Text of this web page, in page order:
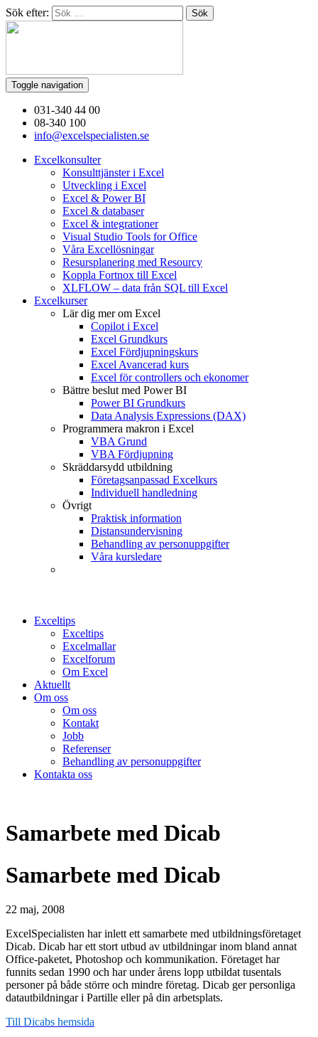
Sök efter:
Toggle navigation
031-340 44 00
08-340 100
info@excelspecialisten.se
Excelkonsulter
Konsulttjänster i Excel
Utveckling i Excel
Excel & Power BI
Excel & databaser
Excel & integrationer
Visual Studio Tools for Office
Våra Excellösningar
Resursplanering med Resourcy
Koppla Fortnox till Excel
XLFLOW – data från SQL till Excel
Excelkurser
Lär dig mer om Excel
Copilot i Excel
Excel Grundkurs
Excel Fördjupningskurs
Excel Avancerad kurs
Excel för controllers och ekonomer
Bättre beslut med Power BI
Power BI Grundkurs
Data Analysis Expressions (DAX)
Programmera makron i Excel
VBA Grund
VBA Fördjupning
Skräddarsydd utbildning
Företagsanpassad Excelkurs
Individuell handledning
Övrigt
Praktisk information
Distansundervisning
Behandling av personuppgifter
Våra kursledare
Exceltips
Exceltips
Excelmallar
Excelforum
Om Excel
Aktuellt
Om oss
Om oss
Kontakt
Jobb
Referenser
Behandling av personuppgifter
Kontakta oss
Samarbete med Dicab
Samarbete med Dicab
22 maj, 2008
ExcelSpecialisten har inlett ett samarbete med utbildningsföretaget
Dicab. Dicab har ett stort utbud av utbildningar inom bland annat
Office-paketet, Photoshop och kommunikation. Företaget har
funnits sedan 1990 och har under årens lopp utbildat tusentals
personer på både större och mindre företag. Dicab ger personliga
datautbildningar i Partille eller på din arbetsplats.
Till Dicabs hemsida